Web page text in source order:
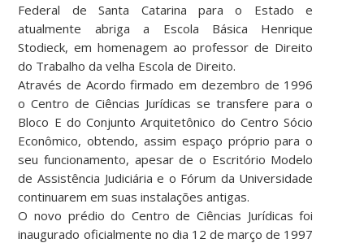
Federal de Santa Catarina para o Estado e
atualmente abriga a Escola Básica Henrique
Stodieck, em homenagem ao professor de Direito
do Trabalho da velha Escola de Direito.
Através de Acordo firmado em dezembro de 1996
o Centro de Ciências Jurídicas se transfere para o
Bloco E do Conjunto Arquitetônico do Centro Sócio
Econômico, obtendo, assim espaço próprio para o
seu funcionamento, apesar de o Escritório Modelo
de Assistência Judiciária e o Fórum da Universidade
continuarem em suas instalações antigas.
O novo prédio do Centro de Ciências Jurídicas foi
inaugurado oficialmente no dia 12 de março de 1997